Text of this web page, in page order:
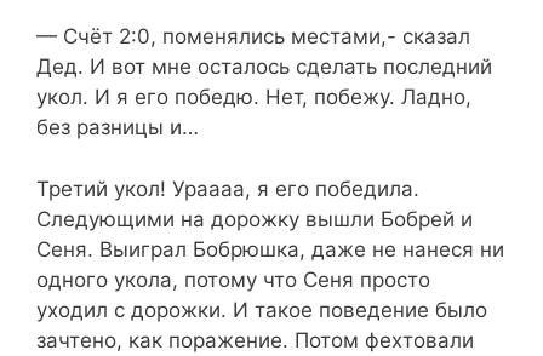
— Счёт 2:0, поменялись местами,- сказал
Дед. И вот мне осталось сделать последний
укол. И я его победю. Нет, побежу. Ладно,
без разницы и…
Третий укол! Ураааа, я его победила.
Следующими на дорожку вышли Бобрей и
Сеня. Выиграл Бобрюшка, даже не нанеся ни
одного укола, потому что Сеня просто
уходил с дорожки. И такое поведение было
зачтено, как поражение. Потом фехтовали